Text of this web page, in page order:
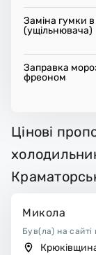
Заміна гумки
(ущільнювача)
Заправка
фреоном
Цінові
Микола
Був(ла) на